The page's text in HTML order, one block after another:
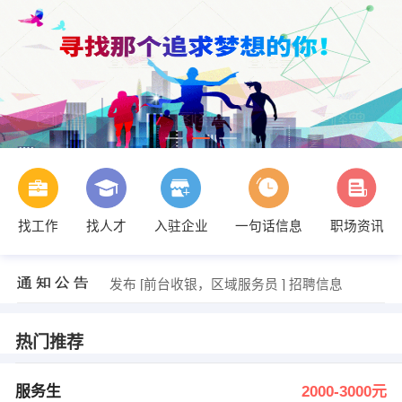
找工作 找人才 入驻企业 一句话信息 职场资讯
发布 [腾骏木材厂 ] 招聘信息
【杭州泽曦信息服务有限公司】 强势入驻
【庆元山水九章酒店管理有限公司】 强势入驻
【庆元县小当家电子商务有限公司】 强势入驻
【庆元晨希教育培训机】 强势入驻
【浙江元康食品有限公司】 强势入驻
发布 [前台收银，区域服务员 ] 招聘信息
热门推荐
服务生 2000-3000元